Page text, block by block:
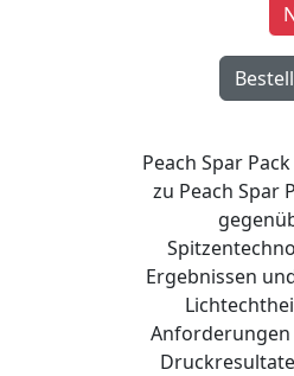
Peach Spar
zu Peach Spar
Ergebnissen